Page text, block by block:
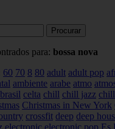
Procurar
para: bossa nova
60 70 8 80 adult adult pop
ambiente arabe atmo
brasil celta chill chill jazz
Christmas in New York
crossfit deep deep
electronic electronic pop Es